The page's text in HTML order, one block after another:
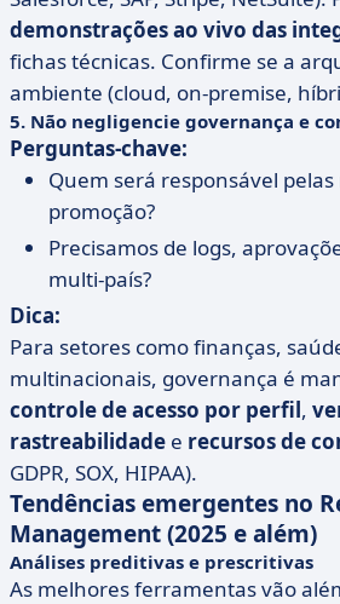
demonstrações ao vivo das
fichas técnicas. Confirme se a
ambiente (cloud, on-premise,
5. Não negligencie governança e
Perguntas-chave:
Quem será responsável
promoção?
Precisamos de logs,
multi-país?
Dica:
Para setores como finanças,
multinacionais, governança é
controle de acesso por perfil,
rastreabilidade e recursos de
GDPR, SOX, HIPAA).
Tendências emergentes no
Management (2025 e além)
Análises preditivas e prescritivas
As melhores ferramentas vão